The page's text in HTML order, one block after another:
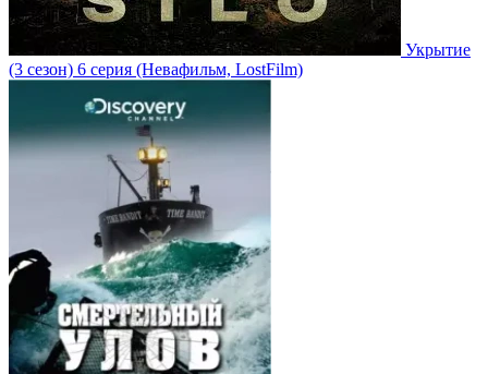
Укрытие
(3 сезон) 6 серия (Невафильм, LostFilm)